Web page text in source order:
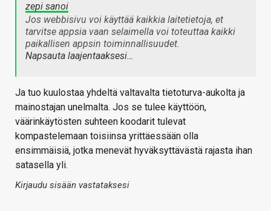
zepi sanoi
Jos webbisivu voi käyttää kaikkia laitetietoja, et
tarvitse appsia vaan selaimella voi toteuttaa kaikki
paikallisen appsin toiminnallisuudet.
Napsauta laajentaaksesi…
Ja tuo kuulostaa yhdeltä valtavalta tietoturva-aukolta ja
mainostajan unelmalta. Jos se tulee käyttöön,
väärinkäytösten suhteen koodarit tulevat
kompastelemaan toisiinsa yrittäessään olla
ensimmäisiä, jotka menevät hyväksyttävästä rajasta ihan
satasella yli.
Kirjaudu sisään vastataksesi